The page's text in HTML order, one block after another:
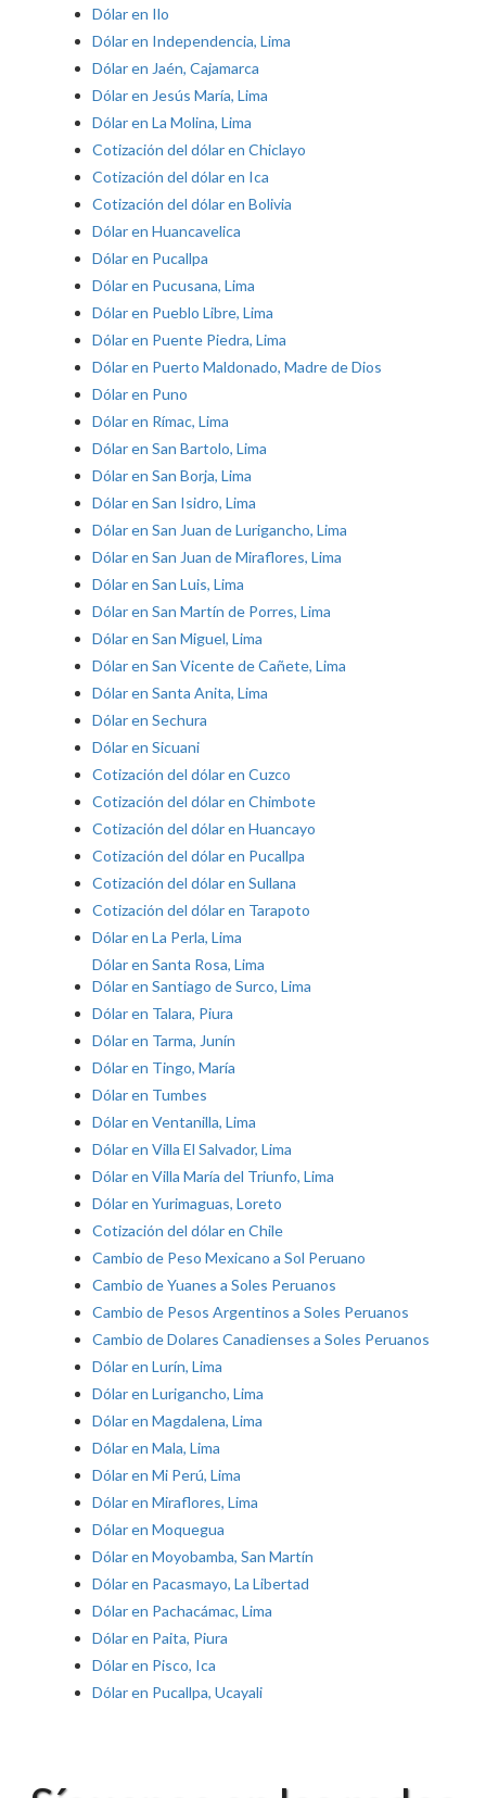
Dólar en Ilo
Dólar en Independencia, Lima
Dólar en Jaén, Cajamarca
Dólar en Jesús María, Lima
Dólar en La Molina, Lima
Cotización del dólar en Chiclayo
Cotización del dólar en Ica
Cotización del dólar en Bolivia
Dólar en Huancavelica
Dólar en Pucallpa
Dólar en Pucusana, Lima
Dólar en Pueblo Libre, Lima
Dólar en Puente Piedra, Lima
Dólar en Puerto Maldonado, Madre de Dios
Dólar en Puno
Dólar en Rímac, Lima
Dólar en San Bartolo, Lima
Dólar en San Borja, Lima
Dólar en San Isidro, Lima
Dólar en San Juan de Lurigancho, Lima
Dólar en San Juan de Miraflores, Lima
Dólar en San Luis, Lima
Dólar en San Martín de Porres, Lima
Dólar en San Miguel, Lima
Dólar en San Vicente de Cañete, Lima
Dólar en Santa Anita, Lima
Dólar en Sechura
Dólar en Sicuani
Cotización del dólar en Cuzco
Cotización del dólar en Chimbote
Cotización del dólar en Huancayo
Cotización del dólar en Pucallpa
Cotización del dólar en Sullana
Cotización del dólar en Tarapoto
Dólar en La Perla, Lima
Dólar en Santa Rosa, Lima
Dólar en Santiago de Surco, Lima
Dólar en Talara, Piura
Dólar en Tarma, Junín
Dólar en Tingo, María
Dólar en Tumbes
Dólar en Ventanilla, Lima
Dólar en Villa El Salvador, Lima
Dólar en Villa María del Triunfo, Lima
Dólar en Yurimaguas, Loreto
Cotización del dólar en Chile
Cambio de Peso Mexicano a Sol Peruano
Cambio de Yuanes a Soles Peruanos
Cambio de Pesos Argentinos a Soles Peruanos
Cambio de Dolares Canadienses a Soles Peruanos
Dólar en Lurín, Lima
Dólar en Lurigancho, Lima
Dólar en Magdalena, Lima
Dólar en Mala, Lima
Dólar en Mi Perú, Lima
Dólar en Miraflores, Lima
Dólar en Moquegua
Dólar en Moyobamba, San Martín
Dólar en Pacasmayo, La Libertad
Dólar en Pachacámac, Lima
Dólar en Paita, Piura
Dólar en Pisco, Ica
Dólar en Pucallpa, Ucayali